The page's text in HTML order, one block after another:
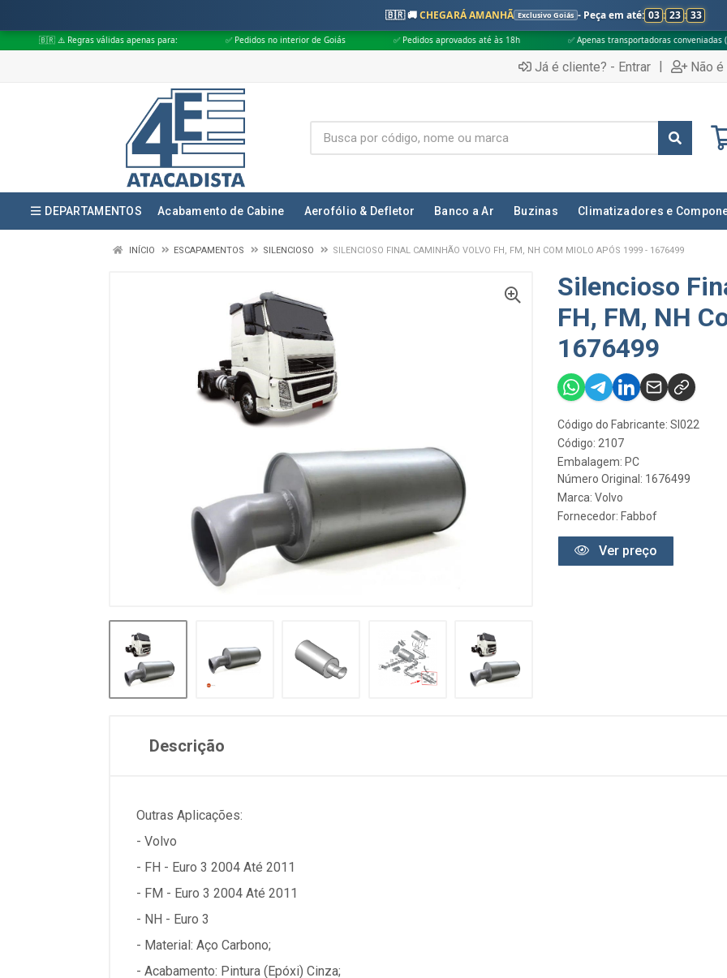
🇧🇷 🚚CHEGARÁ AMANHÃ Exclusivo Goiás - Peça em até: 03 : 23 : 32
válidas apenas para: ✅ Pedidos no interior de Goiás ✅ Pedidos aprovados até às 18h ✅ Apenas transportadoras conveniadas (Grupo G5)
Já é cliente? - Entrar | Não
DEPARTAMENTOS Acabamento de Cabine Aerofólio & Defletor Banco a Ar Buzinas Climatizadores e
INÍCIO ESCAPAMENTOS SILENCIOSO SILENCIOSO FINAL CAMINHÃO VOLVO FH, FM, NH COM MIOLO APÓS 1999 - 1676499
Silencioso
FH, FM, NH
1676499
Código do Fabricante: SI022
Código: 2107
Embalagem: PC
Número Original: 1676499
Marca: Volvo
Fornecedor: Fabbof
Ver preço
Descrição
Outras Aplicações:
- Volvo
- FH - Euro 3 2004 Até 2011
- FM - Euro 3 2004 Até 2011
- NH - Euro 3
- Material: Aço Carbono;
- Acabamento: Pintura (Epóxi) Cinza;